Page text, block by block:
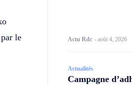
le
Actu Rdc -août 4, 2026
Actualités
Campagne